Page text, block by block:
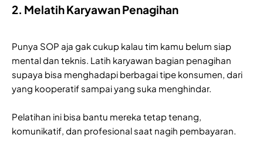
2. Melatih Karyawan Penagihan
Punya SOP aja gak cukup kalau tim kamu belum siap
mental dan teknis. Latih karyawan bagian penagihan
supaya bisa menghadapi berbagai tipe konsumen, dari
yang kooperatif sampai yang suka menghindar.
Pelatihan ini bisa bantu mereka tetap tenang,
komunikatif, dan profesional saat nagih pembayaran.